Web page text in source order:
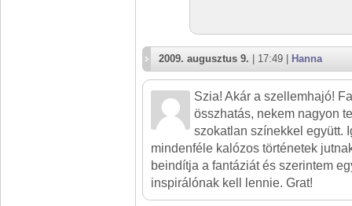
2009. augusztus 9. | 17:49 | Hanna
Szia! Akár a szellemhajó!
összhatás, nekem nagyon
szokatlan színekkel együtt.
mindenféle kalózos történetek
beindítja a fantáziát és szerintem
inspirálónak kell lennie. Grat!